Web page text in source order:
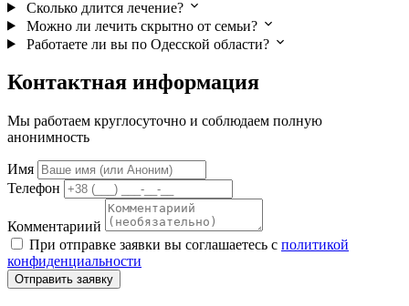
Сколько длится лечение?
Можно ли лечить скрытно от семьи?
Работаете ли вы по Одесской области?
Контактная информация
Мы работаем круглосуточно и соблюдаем полную
анонимность
Имя
Телефон
Комментариий
При отправке заявки вы соглашаетесь с политикой
конфиденциальности
Отправить заявку